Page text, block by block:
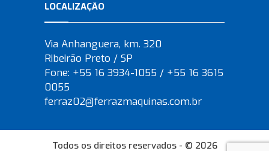
LOCALIZAÇÃO
Via Anhanguera, km. 320
Ribeirão Preto / SP
Fone: +55 16 3934-1055 / +55 16 3615
0055
ferraz02@ferrazmaquinas.com.br
Todos os direitos reservados - © 2026